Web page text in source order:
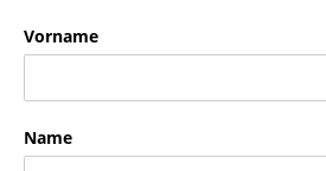
Vorname
Name